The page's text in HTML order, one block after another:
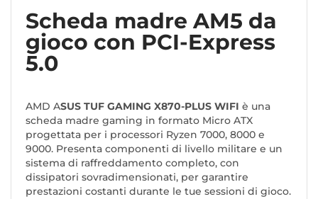
Scheda madre AM5 da
gioco con PCI-Express
5.0
AMD ASUS TUF GAMING X870-PLUS WIFI è una
scheda madre gaming in formato Micro ATX
progettata per i processori Ryzen 7000, 8000 e
9000. Presenta componenti di livello militare e un
sistema di raffreddamento completo, con
dissipatori sovradimensionati, per garantire
prestazioni costanti durante le tue sessioni di gioco.